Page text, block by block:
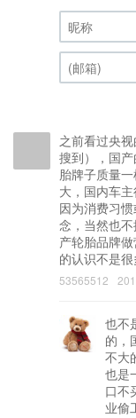
昵称 (必填)
之前看过央
搜到），国
胎牌子质量
大，国内车
因为消费习
念，当然也
产轮胎品牌
的认识不是很
53565512
也不
的，
不大
也是
口不
业偷